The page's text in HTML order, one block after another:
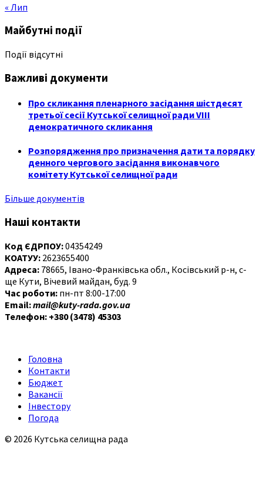
« Лип
Майбутні події
Події відсутні
Важливі документи
Про скликання пленарного засідання шістдесят
третьої сесії Кутської селищної ради VIII
демократичного скликання
Розпорядження про призначення дати та порядку
денного чергового засідання виконавчого
комітету Кутської селищної ради
Більше документів
Наші контакти
Код ЄДРПОУ:04354249
КОАТУУ: 2623655400
Адреса: 78665, Івано-Франківська обл., Косівський р-н, с-
ще Кути, Вічевий майдан, буд. 9
Час роботи: пн-пт 8:00-17:00
Email:mail@kuty-rada.gov.ua
Телефон: +380 (3478) 45303
Головна
Контакти
Бюджет
Вакансії
Інвестору
Погода
© 2026 Кутська селищна рада